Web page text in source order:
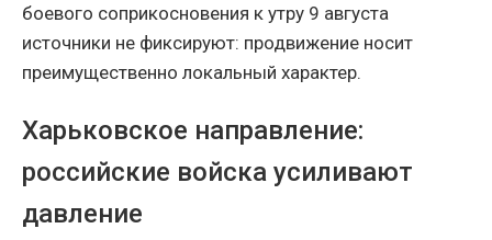
боевого соприкосновения к утру 9 августа
источники не фиксируют: продвижение носит
преимущественно локальный характер.
Харьковское направление:
российские войска усиливают
давление